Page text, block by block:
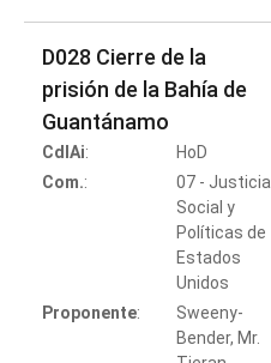
D028 Cierre de la
prisión de la Bahía de
Guantánamo
CdlAi:
HoD
Com.:
07 - Justicia
Social y
Políticas de
Estados
Unidos
Proponente:
Sweeny-
Bender, Mr.